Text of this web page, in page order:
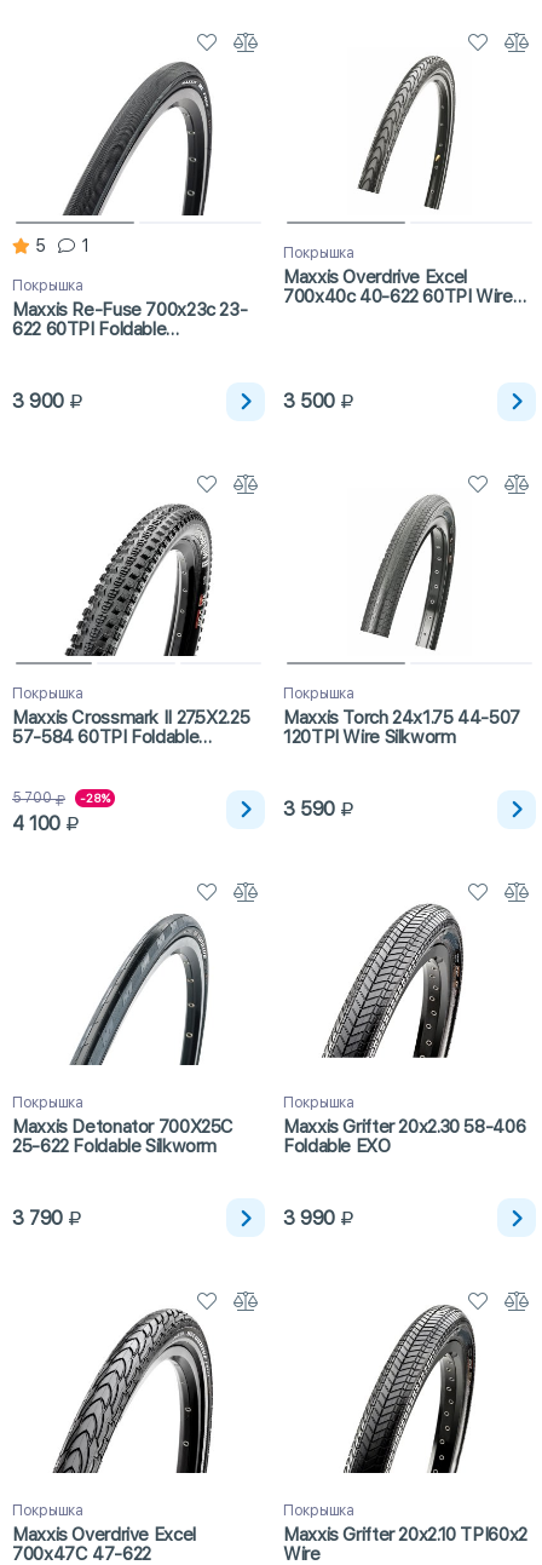
5 1
Покрышка
Maxxis Re-Fuse 700x23c 23-
622 60TPI Foldable
3 900
Покрышка
Maxxis Overdrive Excel
700x40c 40-622 60TPI Wire
3 500
Покрышка
Maxxis Crossmark II 27.5X2.25
57-584 60TPI Foldable
5 700 -28%
4 100
Покрышка
Maxxis Torch 24x1.75 44-507
120TPI Wire Silkworm
3 590
Покрышка
Maxxis Detonator 700X25C
25-622 Foldable Silkworm
3 790
Покрышка
Maxxis Grifter 20x2.30 58-406
Foldable EXO
3 990
Покрышка
Maxxis Overdrive Excel
700x47C 47-622
Покрышка
Maxxis Grifter 20x2.10 TPI60x2
Wire